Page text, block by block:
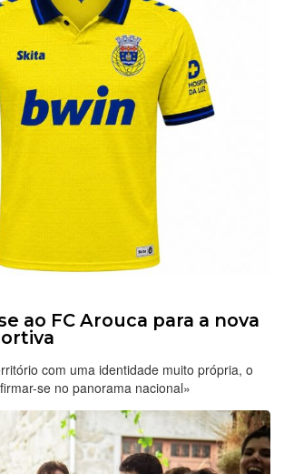
ao FC Arouca para a nova
com uma identidade muito própria, o
se no panorama nacional»